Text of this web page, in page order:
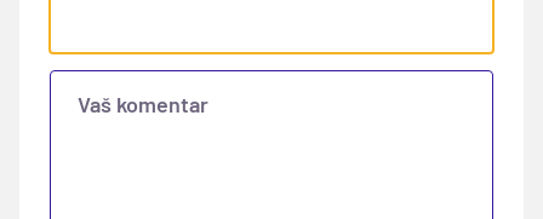
Vaš komentar